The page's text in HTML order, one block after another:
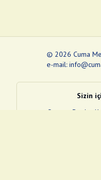
© 2026 Cuma
e-mail:
Sizin
Quran
e-Devlet